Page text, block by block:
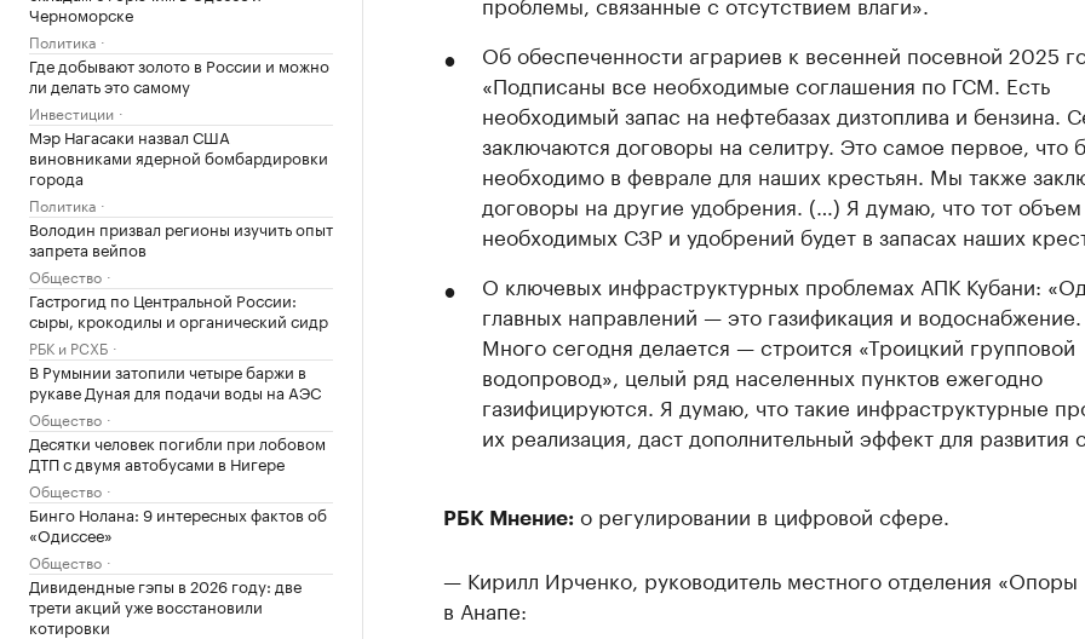
Черноморске
Политика
Где добывают золото в России и можно
ли делать это самому
Инвестиции
Мэр Нагасаки назвал США
виновниками ядерной бомбардировки
города
Политика
Володин призвал регионы изучить опыт
запрета вейпов
Общество
Гастрогид по Центральной России:
сыры, крокодилы и органический сидр
РБК и РСХБ
В Румынии затопили четыре баржи в
рукаве Дуная для подачи воды на АЭС
Общество
Десятки человек погибли при лобовом
ДТП с двумя автобусами в Нигере
Общество
Бинго Нолана: 9 интересных фактов об
«Одиссее»
Общество
Дивидендные гэпы в 2026 году: две
трети акций уже восстановили
котировки
Об обеспеченности аграриев к весенней посевной 2025
«Подписаны все необходимые соглашения по ГСМ. Есть
необходимый запас на нефтебазах дизтоплива и бензина.
заключаются договоры на селитру. Это самое первое, что
необходимо в феврале для наших крестьян. Мы также
договоры на другие удобрения. (…) Я думаю, что тот объем
необходимых СЗР и удобрений будет в запасах наших
О ключевых инфраструктурных проблемах АПК Кубани:
главных направлений — это газификация и
Много сегодня делается — строится «Троицкий групповой
водопровод», целый ряд населенных пунктов ежегодно
газифицируются. Я думаю, что такие инфраструктурные
их реализация, даст дополнительный эффект для развития
РБК Мнение:о регулировании в цифровой сфере.
— Кирилл Ирченко, руководитель местного отделения «Опоры
в Анапе: